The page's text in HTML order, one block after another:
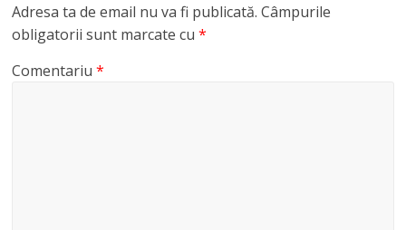
Adresa ta de email nu va fi publicată. Câmpurile
obligatorii sunt marcate cu*
Comentariu*